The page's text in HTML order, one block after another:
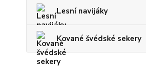
Lesní navijáky
Kované švédské sekery